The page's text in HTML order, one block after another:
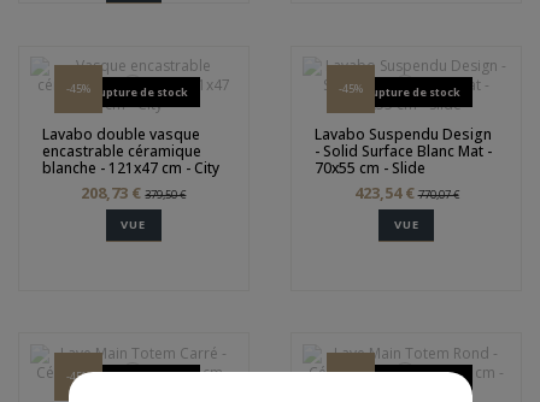
-45%Rupture de stock
Lavabo double vasque
encastrable céramique
blanche - 121x47 cm - City
208,73 €379,50 €
VUE
-45%Rupture de stock
Lavabo Suspendu Design
- Solid Surface Blanc Mat -
70x55 cm - Slide
423,54 €770,07 €
VUE
-45% -50% Rupture de stock